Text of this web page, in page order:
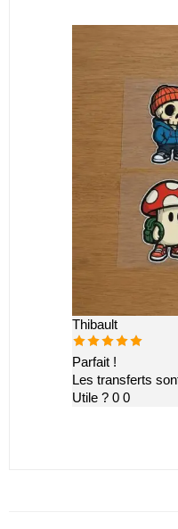
Thibault
Note5 sur 5
Parfait !
Les transferts
Utile ? 0 0